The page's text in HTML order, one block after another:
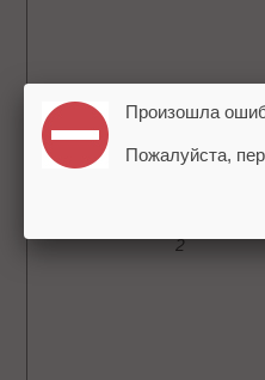
2
Произошла
Пожалуйста,